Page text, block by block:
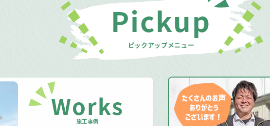
Pickup
ピックアップメニュー
Works
施工事例